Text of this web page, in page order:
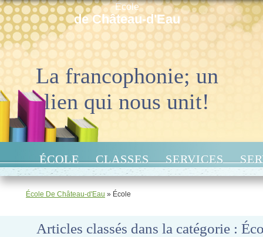
École
de Château-d'Eau
La francophonie; un
lien qui nous unit!
ÉCOLE CLASSES SERVICES
École De Château-d'Eau » École
Articles classés dans la catégorie :